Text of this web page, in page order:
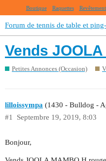
Boutique Raquettes
Forum de tennis de table et
Vends
Petites Annonces (Occasion)
lilloissympa (1430 - Bulldog -
Septembre 19, 2019, 8:03
#1
Bonjour,